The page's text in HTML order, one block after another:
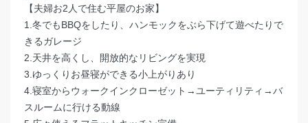
【夫婦お2人で住む平屋のお家】
1.冬でもBBQをしたり、ハンモックをぶら下げて遊べたりで
きるガレージ
2.天井を高くし、開放的なリビングを実現
3.ゆっくりお昼寝ができる小上がりあり
4.寝室からウォークインクローゼット→ユーティリティ→バ
スルームに行ける動線